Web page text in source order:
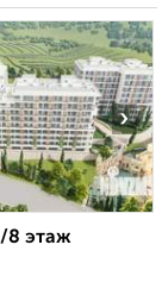
›
8 этаж